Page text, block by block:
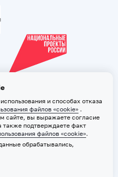
данных
и способах отказа
файлов «cookie» .
сайте, вы выражаете согласие
также подтверждаете факт
файлов «cookie».
обрабатывались,